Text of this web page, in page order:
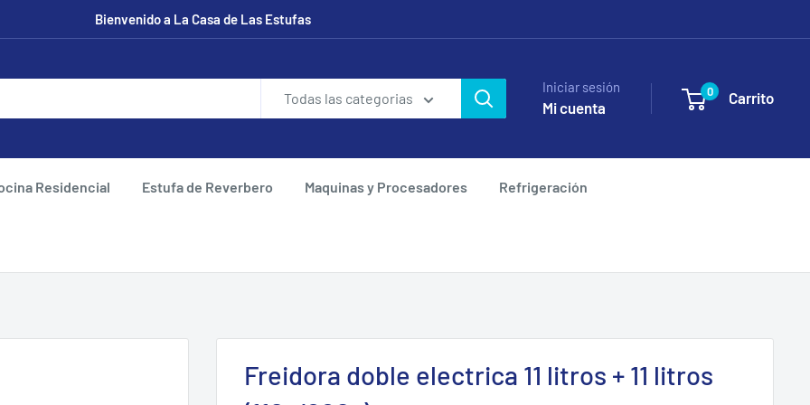
Bienvenido a La Casa de Las Estufas
Todas las categorias
Iniciar sesión
Mi cuenta
0 Carrito
Residencial Estufa de Reverbero Maquinas y Procesadores Refrigeración
Freidora doble electrica 11 litros + 11 litros